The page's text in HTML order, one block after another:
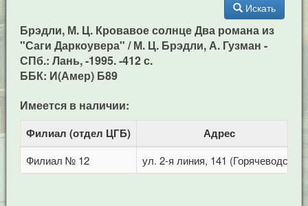
Искать
Брэдли, М. Ц. Кровавое солнце Два романа из
"Саги Даркоувера" / М. Ц. Брэдли, А. Гузман -
СПб.: Лань, -1995. -412 с.
ББК: И(Амер) Б89
Имеется в наличии:
Филиал (отдел ЦГБ) Адрес
Филиал № 12 ул. 2-я линия, 141 (Горячеводск)